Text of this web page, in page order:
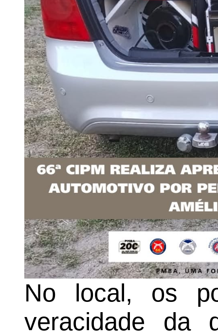
No local, os
veracidade da